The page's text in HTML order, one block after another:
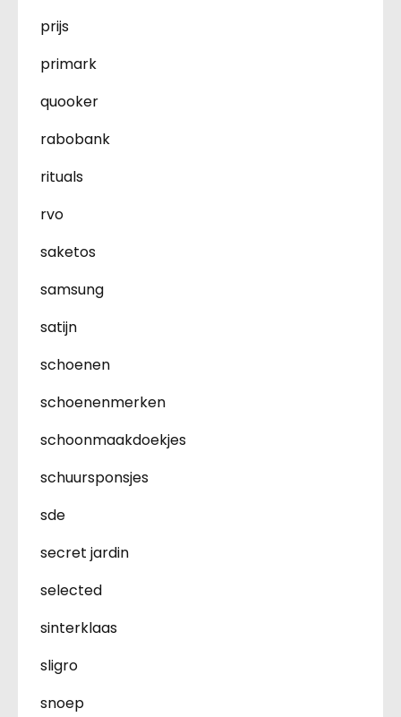
prijs
primark
quooker
rabobank
rituals
rvo
saketos
samsung
satijn
schoenen
schoenenmerken
schoonmaakdoekjes
schuursponsjes
sde
secret jardin
selected
sinterklaas
sligro
snoep